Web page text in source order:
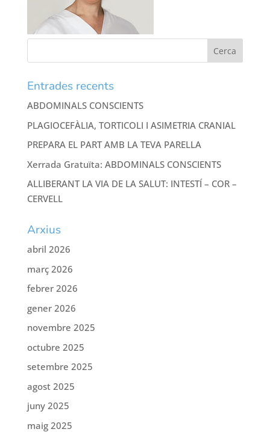
Entrades recents
ABDOMINALS CONSCIENTS
PLAGIOCEFÀLIA, TORTICOLI I ASIMETRIA CRANIAL
PREPARA EL PART AMB LA TEVA PARELLA
Xerrada Gratuïta: ABDOMINALS CONSCIENTS
ALLIBERANT LA VIA DE LA SALUT: INTESTÍ – COR –
CERVELL
Arxius
abril 2026
març 2026
febrer 2026
gener 2026
novembre 2025
octubre 2025
setembre 2025
agost 2025
juny 2025
maig 2025